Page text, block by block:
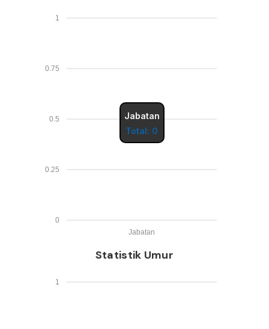
0
0.25
0.5
0.75
1
Jabatan
Jabatan
Total: 0
Statistik Umur
1